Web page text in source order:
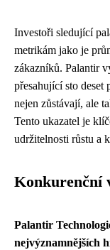
Investoři sledující
metrikám jako je
zákazníků. Palantir
přesahující sto deset
nejen zůstávají, ale
Tento ukazatel je
udržitelnosti růstu a
Konkurenční
Palantir
nejvýznamnějších